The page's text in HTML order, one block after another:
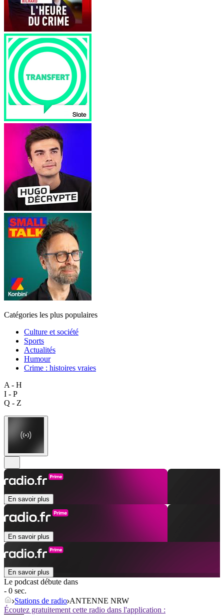
Catégories les plus populaires
Culture et société
Sports
Actualités
Humour
Crime : histoires vraies
A - H
I - P
Q - Z
En savoir plus
En savoir plus
En savoir plus
Le podcast débute dans
- 0 sec.
Stations de radio ANTENNE NRW
Écoutez gratuitement cette radio dans l'application :